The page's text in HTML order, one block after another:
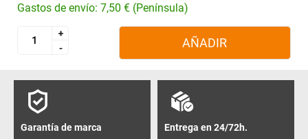
Gastos de envío: 7,50 € (Península)
+
-
+
-
AÑADIR
Garantía de marca
Entrega en 24/72h.